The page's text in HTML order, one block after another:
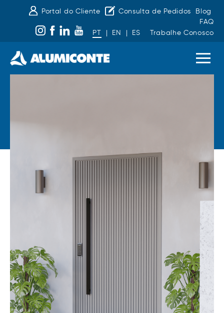
Portal do Cliente Consulta de Pedidos
Blog
FAQ
PT
| EN | ES Trabalhe Conosco